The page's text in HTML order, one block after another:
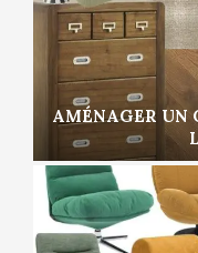
AMÉNAGER UN